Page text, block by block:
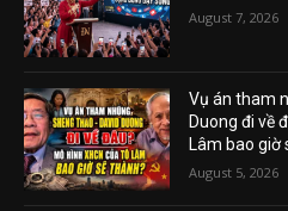
August 7, 2026
Vụ án tham
Duong đi về
Lâm bao giờ
August 5, 2026